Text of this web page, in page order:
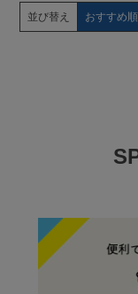
並び替え おすすめ順